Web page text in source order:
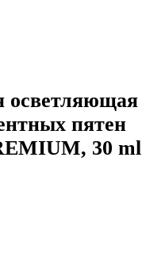
осветляющая
пятен
30 ml